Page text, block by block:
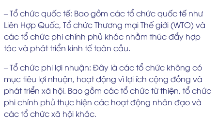
– Tổ chức quốc tế: Bao gồm các tổ chức quốc tế như
Liên Hợp Quốc, Tổ chức Thương mại Thế giới (WTO) và
các tổ chức phi chính phủ khác nhằm thúc đẩy hợp
tác và phát triển kinh tế toàn cầu.
– Tổ chức phi lợi nhuận: Đây là các tổ chức không có
mục tiêu lợi nhuận, hoạt động vì lợi ích cộng đồng và
phát triển xã hội. Bao gồm các tổ chức từ thiện, tổ chức
phi chính phủ thực hiện các hoạt động nhân đạo và
các tổ chức xã hội khác.